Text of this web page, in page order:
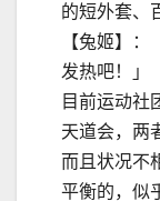
的短外套、
【兔姬】
发热吧！」
目前运动社
天道会，两
而且状况不
平衡的，似